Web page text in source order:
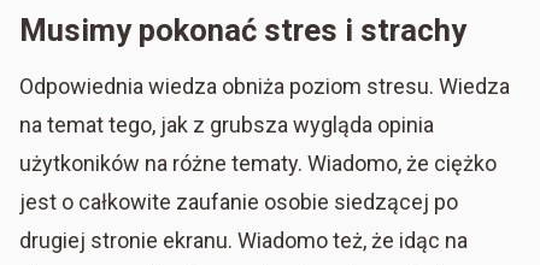
Musimy pokonać stres i strachy
Odpowiednia wiedza obniża poziom stresu. Wiedza
na temat tego, jak z grubsza wygląda opinia
użytkoników na różne tematy. Wiadomo, że ciężko
jest o całkowite zaufanie osobie siedzącej po
drugiej stronie ekranu. Wiadomo też, że idąc na